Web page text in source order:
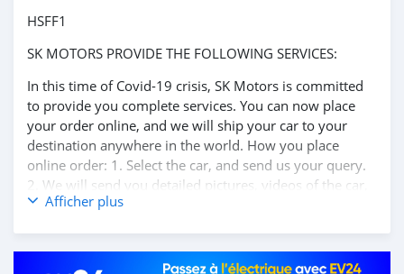
HSFF1
SK MOTORS PROVIDE THE FOLLOWING SERVICES:
In this time of Covid-19 crisis, SK Motors is committed
to provide you complete services. You can now place
your order online, and we will ship your car to your
destination anywhere in the world. How you place
online order: 1. Select the car, and send us your query.
2. We will send you detailed pictures, videos of the car,
and show you the car on online video call conference. 3.
you pay the car price, we arrange your shipment, and
Afficher plus